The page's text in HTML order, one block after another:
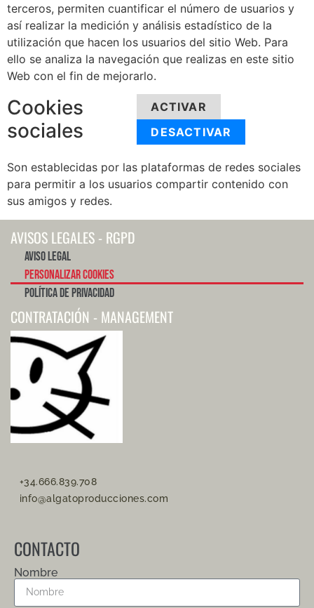
terceros, permiten cuantificar el número de usuarios y
así realizar la medición y análisis estadístico de la
utilización que hacen los usuarios del sitio Web. Para
ello se analiza la navegación que realizas en este sitio
Web con el fin de mejorarlo.
Cookies
sociales
ACTIVAR
DESACTIVAR
Son establecidas por las plataformas de redes sociales
para permitir a los usuarios compartir contenido con
sus amigos y redes.
CONTACTO
Nombre
AVISOS LEGALES - RGPD
Aviso Legal
Personalizar Cookies
Política de Privacidad
CONTRATACIÓN - MANAGEMENT
+34.666.839.708
info@algatoproducciones.com